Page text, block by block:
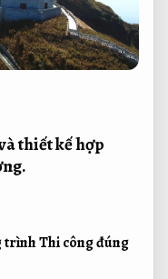
thiết kế hợp
trìnhThi công đúng